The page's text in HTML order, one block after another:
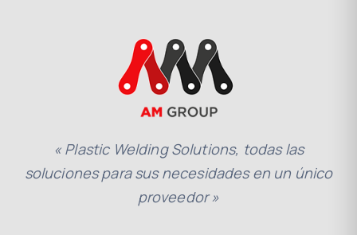
« Plastic Welding Solutions, todas las
soluciones para sus necesidades en un único
proveedor »